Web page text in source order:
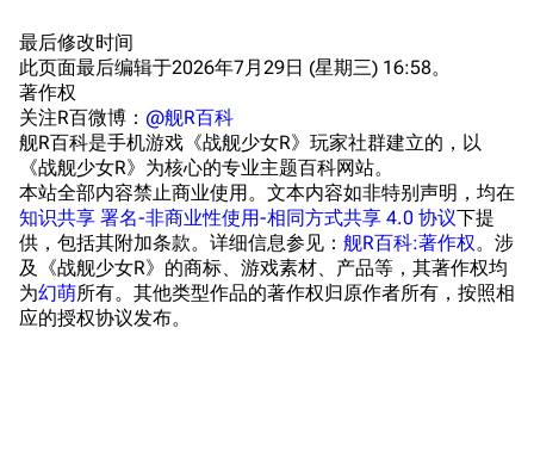
宿舍与家具
餐厅与料理
浴室
学院与战术
放映厅
战区支队基地
工程局
特别船坞
历次活动关卡图标
舰娘对话小剧场
舰船造船厂一览
舰船归宿一览
舰名溯源
舰艇徽章与格言
最后修改时间
此页面最后编辑于2026年7月29日 (星期三) 16:58。
著作权
关注R百微博： @舰R百科
舰R百科是手机游戏《战舰少女R》玩家社群建立的，以
《战舰少女R》为核心的专业主题百科网站。
本站全部内容禁止商业使用。文本内容如非特别声明，均在
知识共享 署名-非商业性使用-相同方式共享 4.0 协议下提
供，包括其附加条款。详细信息参见： 舰R百科:著作权。涉
及《战舰少女R》的商标、游戏素材、产品等，其著作权均
为幻萌所有。其他类型作品的著作权归原作者所有，按照相
应的授权协议发布。